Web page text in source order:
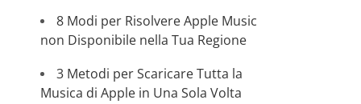
8 Modi per Risolvere Apple Music
non Disponibile nella Tua Regione
3 Metodi per Scaricare Tutta la
Musica di Apple in Una Sola Volta